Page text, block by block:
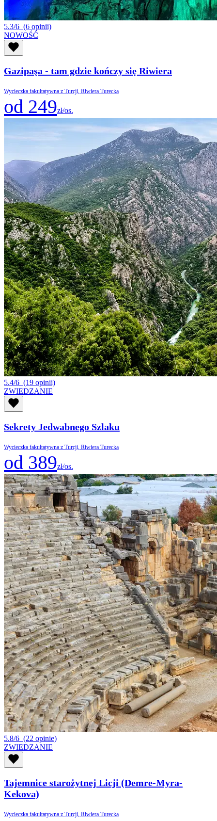
5.3/6 (6 opinii)
NOWOŚĆ
Gazipaşa - tam gdzie kończy się Riwiera
Wycieczka fakultatywna z Turcji, Riwiera Turecka
od 249zł/os.
5.4/6 (19 opinii)
ZWIEDZANIE
Sekrety Jedwabnego Szlaku
Wycieczka fakultatywna z Turcji, Riwiera Turecka
od 389zł/os.
5.8/6 (22 opinie)
ZWIEDZANIE
Tajemnice starożytnej Licji (Demre-Myra-
Kekova)
Wycieczka fakultatywna z Turcji, Riwiera Turecka